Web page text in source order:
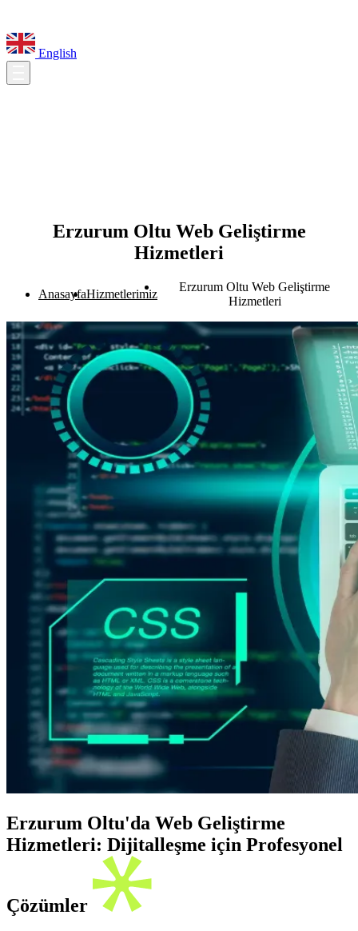
English
Erzurum Oltu Web Geliştirme
Hizmetleri
AnasayfaHizmetlerimiz
Erzurum Oltu Web Geliştirme
Hizmetleri
Erzurum Oltu'da Web Geliştirme
Hizmetleri: Dijitalleşme için Profesyonel
Çözümler